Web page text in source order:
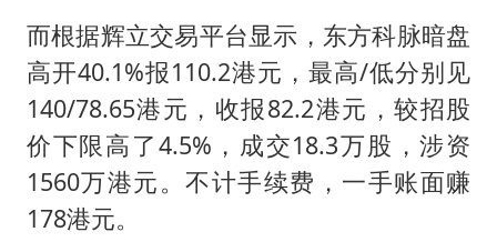
而根据辉立交易平台显示，东方科脉暗盘
高开40.1%报110.2港元，最高/低分别见
140/78.65港元，收报82.2港元，较招股
价下限高了4.5%，成交18.3万股，涉资
1560万港元。不计手续费，一手账面赚
178港元。